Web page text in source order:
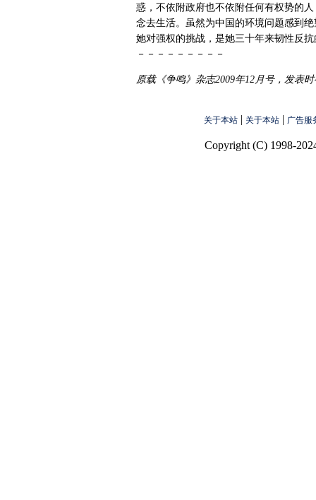
惑，不依附政府也不依附任何有权势的
念去生活。虽然为中国的环境问题感到
她对强权的挑战，是她三十年来韧性反
－－－－－－－－－
原载《争鸣》杂志2009年12月号，发表
关于本站 | 关于本站 | 广告服
Copyright (C) 1998-